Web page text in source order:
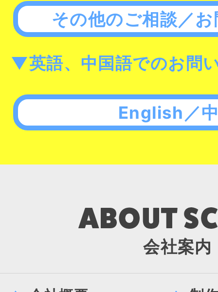
その他のご相談／
▼英語、中国語でのお問
English／
会社案内